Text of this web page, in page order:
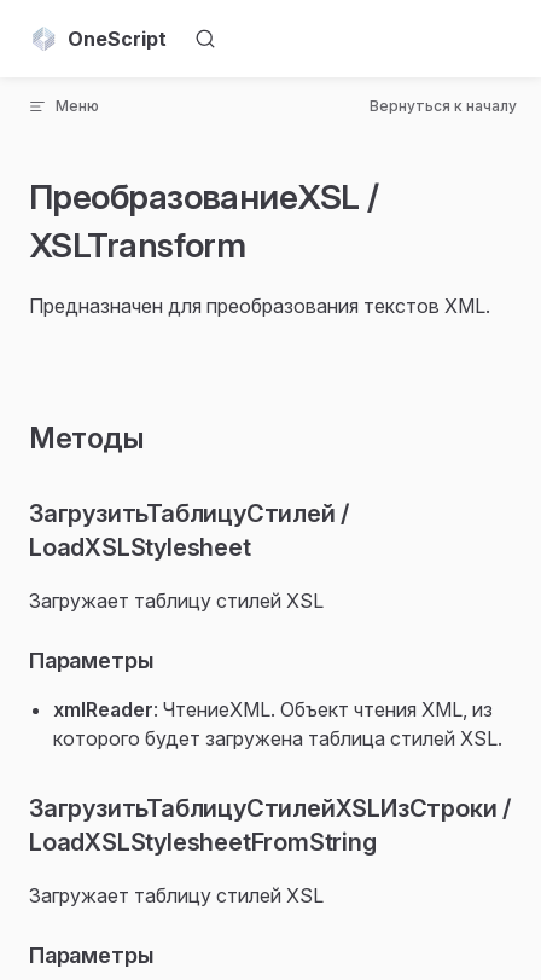
Skip to content
OneScript
Меню Вернуться к началу
ПреобразованиеXSL /
XSLTransform
Предназначен для преобразования текстов XML.
Методы
ЗагрузитьТаблицуСтилей /
LoadXSLStylesheet
Загружает таблицу стилей XSL
Параметры
xmlReader: ЧтениеXML. Объект чтения XML, из
которого будет загружена таблица стилей XSL.
ЗагрузитьТаблицуСтилейXSLИзСтроки /
LoadXSLStylesheetFromString
Загружает таблицу стилей XSL
Параметры